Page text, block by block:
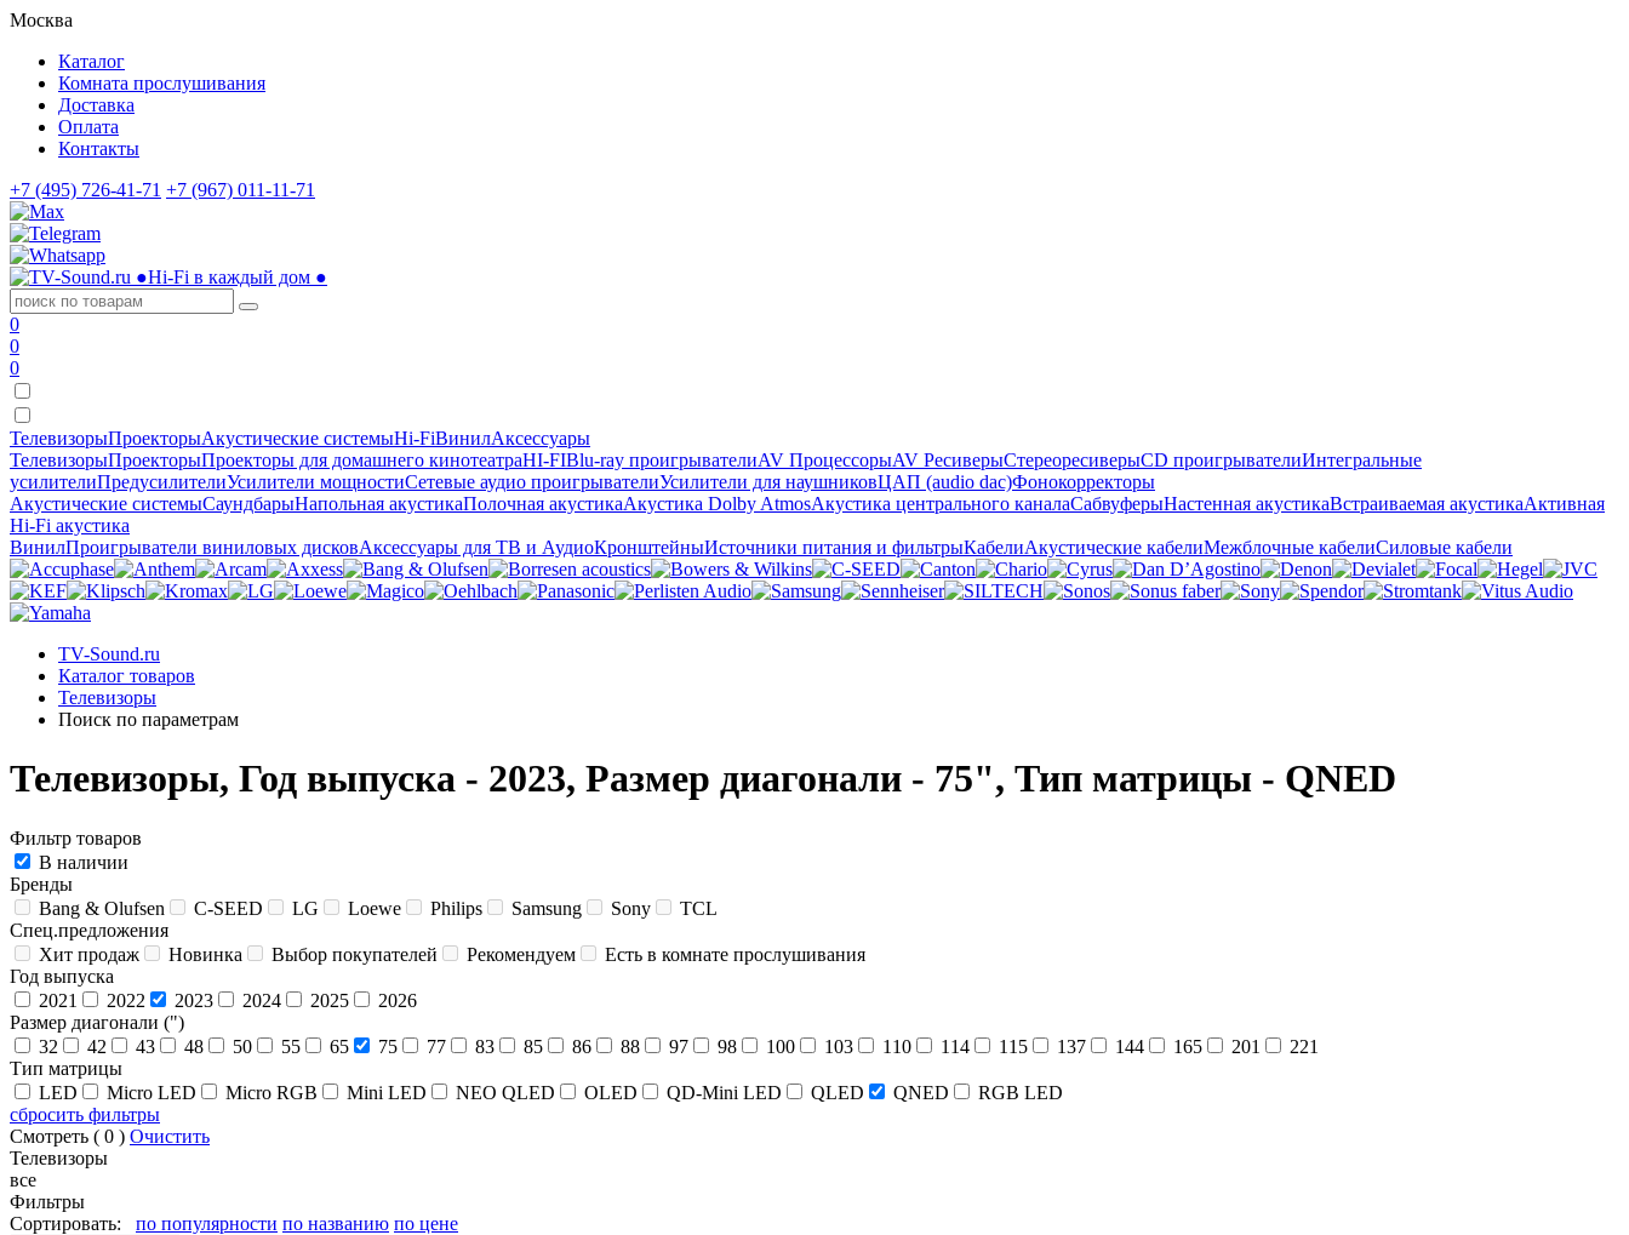
Москва
Каталог
Комната прослушивания
Доставка
Оплата
Контакты
+7 (495) 726-41-71 +7 (967) 011-11-71
●Hi-Fi в каждый дом ●
0
0
0
ТелевизорыПроекторыАкустические системыHi-FiВинилАксессуары
ТелевизорыПроекторыПроекторы для домашнего кинотеатраHI-FIBlu-ray проигрывателиAV ПроцессорыAV РесиверыСтереоресиверыCD проигрывателиИнтегральные
усилителиПредусилителиУсилители мощностиСетевые аудио проигрывателиУсилители для наушниковЦАП (audio dac)Фонокорректоры
Акустические системыСаундбарыНапольная акустикаПолочная акустикаАкустика Dolby AtmosАкустика центрального каналаСабвуферыНастенная акустикаВстраиваемая акустикаАктивная
Hi-Fi акустика
ВинилПроигрыватели виниловых дисковАксессуары для ТВ и АудиоКронштейныИсточники питания и фильтрыКабелиАкустические кабелиМежблочные кабелиСиловые кабели
TV-Sound.ru
Каталог товаров
Телевизоры
Поиск по параметрам
Телевизоры, Год выпуска - 2023, Размер диагонали - 75", Тип матрицы - QNED
Фильтр товаров
В наличии
Бренды
Bang & Olufsen
C-SEED LG Loewe Philips Samsung Sony
TCL
Спец.предложения
Хит продаж
Новинка Выбор покупателей Рекомендуем
Есть в комнате прослушивания
Год выпуска
2021
2022 2023 2024 2025
2026
Размер диагонали (")
32
42 43 48 50 55 65 75 77 83 85 86 88 97 98 100 103 110 114 115 137 144 165 201
221
Тип матрицы
LED
Micro LED Micro RGB Mini LED NEO QLED OLED QD-Mini LED QLED QNED
RGB LED
сбросить фильтры
Смотреть ( 0 ) Очистить
Телевизоры
все
Фильтры
Сортировать: по популярности по названию по цене